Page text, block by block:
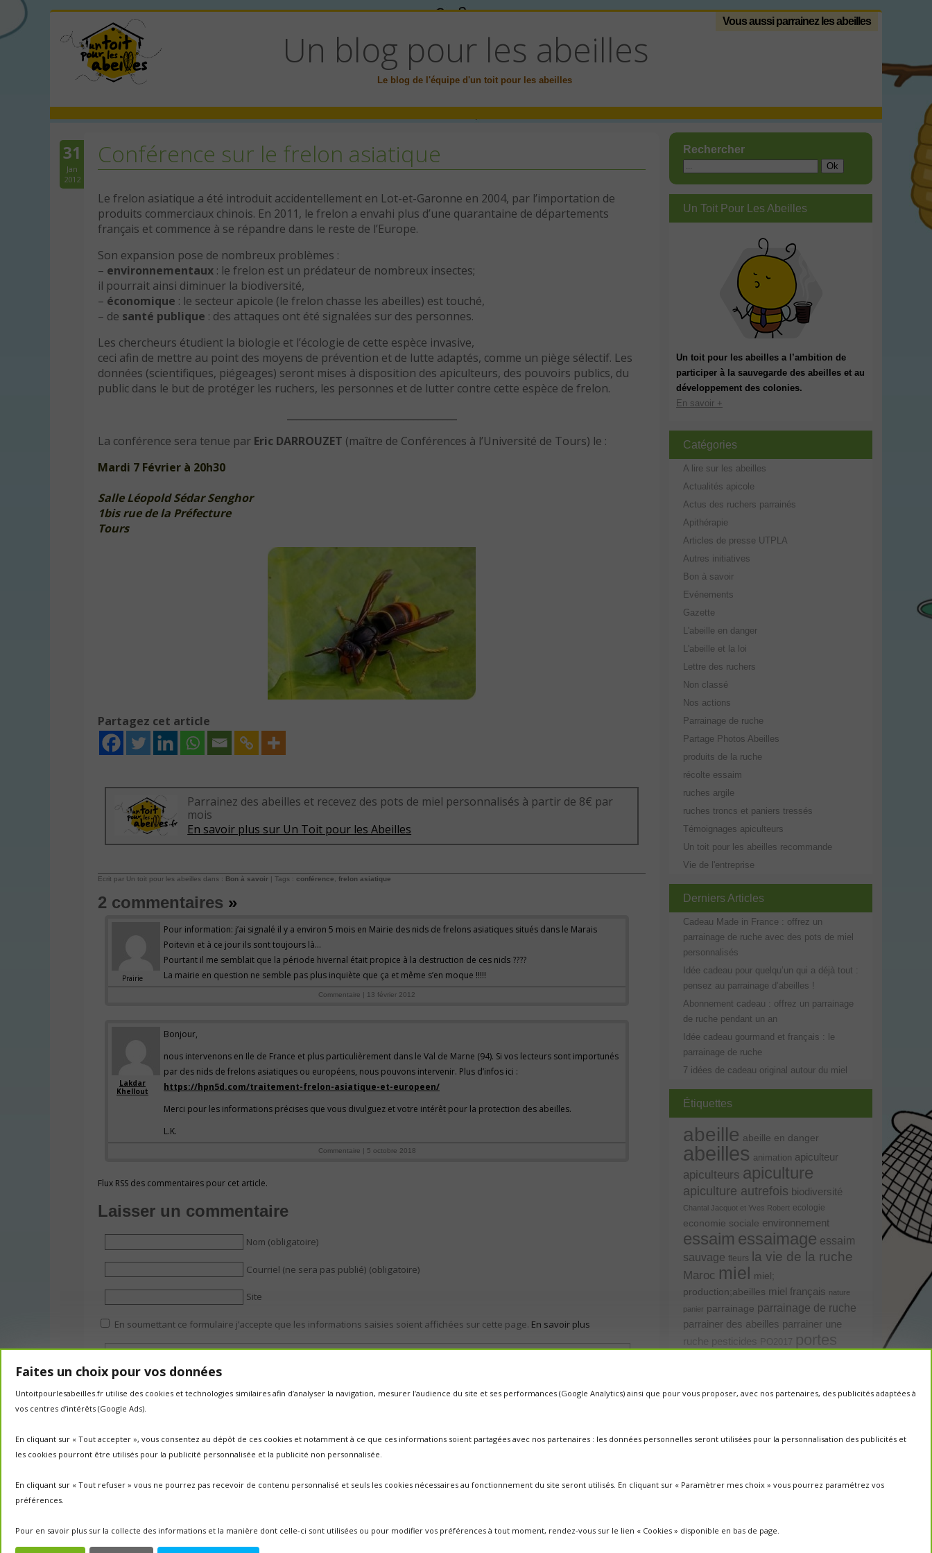
Faites un choix pour vos données
Untoitpourlesabeilles.fr utilise des cookies et technologies similaires afin d’analyser la navigation, mesurer l’audience du site et ses performances (Google Analytics) ainsi que pour vous proposer, avec nos partenaires, des publicités adaptées à
vos centres d’intérêts (Google Ads).
En cliquant sur « Tout accepter », vous consentez au dépôt de ces cookies et notamment à ce que ces informations soient partagées avec nos partenaires : les données personnelles seront utilisées pour la personnalisation des publicités et
les cookies pourront être utilisés pour la publicité personnalisée et la publicité non personnalisée.
En cliquant sur « Tout refuser » vous ne pourrez pas recevoir de contenu personnalisé et seuls les cookies nécessaires au fonctionnement du site seront utilisés. En cliquant sur « Paramètrer mes choix » vous pourrez paramétrez vos
préférences.
Pour en savoir plus sur la collecte des informations et la manière dont celle-ci sont utilisées ou pour modifier vos préférences à tout moment, rendez-vous sur le lien « Cookies » disponible en bas de page.
Vous aussi parrainez les abeilles
Un blog pour les abeilles
Le blog de l'équipe d'un toit pour les abeilles
31
Jan
2012
Conférence sur le frelon asiatique
Le frelon asiatique a été introduit accidentellement en Lot-et-Garonne en 2004, par l’importation de
produits commerciaux chinois. En 2011, le frelon a envahi plus d’une quarantaine de départements
français et commence à se répandre dans le reste de l’Europe.
Son expansion pose de nombreux problèmes :
– environnementaux : le frelon est un prédateur de nombreux insectes;
il pourrait ainsi diminuer la biodiversité,
– économique : le secteur apicole (le frelon chasse les abeilles) est touché,
– de santé publique : des attaques ont été signalées sur des personnes.
Les chercheurs étudient la biologie et l’écologie de cette espèce invasive,
ceci afin de mettre au point des moyens de prévention et de lutte adaptés, comme un piège sélectif. Les
données (scientifiques, piégeages) seront mises à disposition des apiculteurs, des pouvoirs publics, du
public dans le but de protéger les ruchers, les personnes et de lutter contre cette espèce de frelon.
La conférence sera tenue par Eric DARROUZET (maître de Conférences à l’Université de Tours) le :
Mardi 7 Février à 20h30
Salle Léopold Sédar Senghor
1bis rue de la Préfecture
Tours
Partagez cet article
Parrainez des abeilles et recevez des pots de miel personnalisés à partir de 8€ par
mois
En savoir plus sur Un Toit pour les Abeilles
Ecrit par Un toit pour les abeilles dans : Bon à savoir | Tags : conférence frelon asiatique
2 commentaires »
Prairie
Pour information: j’ai signalé il y a environ 5 mois en Mairie des nids de frelons asiatiques situés dans le Marais
Poitevin et à ce jour ils sont toujours là…
Pourtant il me semblait que la période hivernal était propice à la destruction de ces nids ????
La mairie en question ne semble pas plus inquiète que ça et même s’en moque !!!!!
Commentaire | 13 février 2012
Lakdar
Khellout
Bonjour,
nous intervenons en Ile de France et plus particulièrement dans le Val de Marne (94). Si vos lecteurs sont importunés
par des nids de frelons asiatiques ou européens, nous pouvons intervenir. Plus d’infos ici :
https://hpn5d.com/traitement-frelon-asiatique-et-europeen/
Merci pour les informations précises que vous divulguez et votre intérêt pour la protection des abeilles.
L.K.
Commentaire | 5 octobre 2018
Flux RSS des commentaires pour cet article.
Laisser un commentaire
Nom (obligatoire)
Courriel (ne sera pas publié) (obligatoire)
Site
En soumettant ce formulaire j’accepte que les informations saisies soient affichées sur cette page. En savoir plus
Rechercher
Un Toit Pour Les Abeilles
Un toit pour les abeilles a l’ambition de
participer à la sauvegarde des abeilles et au
développement des colonies.
En savoir +
Catégories
A lire sur les abeilles
Actualités apicole
Actus des ruchers parrainés
Apithérapie
Articles de presse UTPLA
Autres initiatives
Bon à savoir
Evénements
Gazette
L'abeille en danger
L'abeille et la loi
Lettre des ruchers
Non classé
Nos actions
Parrainage de ruche
Partage Photos Abeilles
produits de la ruche
récolte essaim
ruches argile
ruches troncs et paniers tressés
Témoignages apiculteurs
Un toit pour les abeilles recommande
Vie de l'entreprise
Derniers Articles
Cadeau Made in France : offrez un
parrainage de ruche avec des pots de miel
personnalisés
Idée cadeau pour quelqu’un qui a déjà tout :
pensez au parrainage d’abeilles !
Abonnement cadeau : offrez un parrainage
de ruche pendant un an
Idée cadeau gourmand et français : le
parrainage de ruche
7 idées de cadeau original autour du miel
Étiquettes
abeille abeille en danger
abeilles animation apiculteur
apiculteurs apiculture
apiculture autrefois biodiversité
Chantal Jacquot et Yves Robert ecologie
economie sociale environnement
essaim essaimage essaim
sauvage fleurs la vie de la ruche
Maroc miel
miel;
production;abeilles miel français nature
panier parrainage parrainage de ruche
parrainer des abeilles parrainer une
ruche pesticides PO2017 portes
récolte récolte miel saison2017
untoitpourlesabeilles Un Toit Pour
rencontre apiculteurs ;